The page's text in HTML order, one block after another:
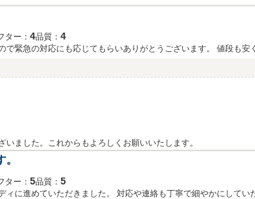
ター： 4品質： 4
車が動かなくなり、すぐに納車される車を探し
ました。これからもよろしくお願いいたします。
ター： 5品質： 5
に進めていただきました。 対応や連絡も丁寧で細やかにして